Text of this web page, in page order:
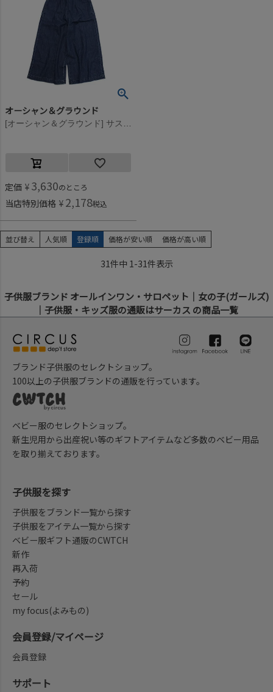
オーシャン＆グラウンド
[オーシャン＆グラウンド] サスペンダーワイドパンツ ナチュラルフェード(NF)
定価 ¥ 3,630のところ
当店特別価格 ¥ 2,178税込
並び替え 人気順 登録順 価格が安い順 価格が高い順
31件中 1-31件表示
子供服ブランド オールインワン・サロペット｜女の子(ガールズ)
｜子供服・キッズ服の通販はサーカス の商品一覧
ブランド子供服のセレクトショップ。
100以上の子供服ブランドの通販を行っています。
ベビー服のセレクトショップ。
新生児用から出産祝い等のギフトアイテムなど多数のベビー用品
を取り揃えております。
子供服を探す
子供服をブランド一覧から探す
子供服をアイテム一覧から探す
ベビー服ギフト通販のCWTCH
新作
再入荷
予約
セール
my focus(よみもの)
会員登録/マイページ
会員登録
サポート